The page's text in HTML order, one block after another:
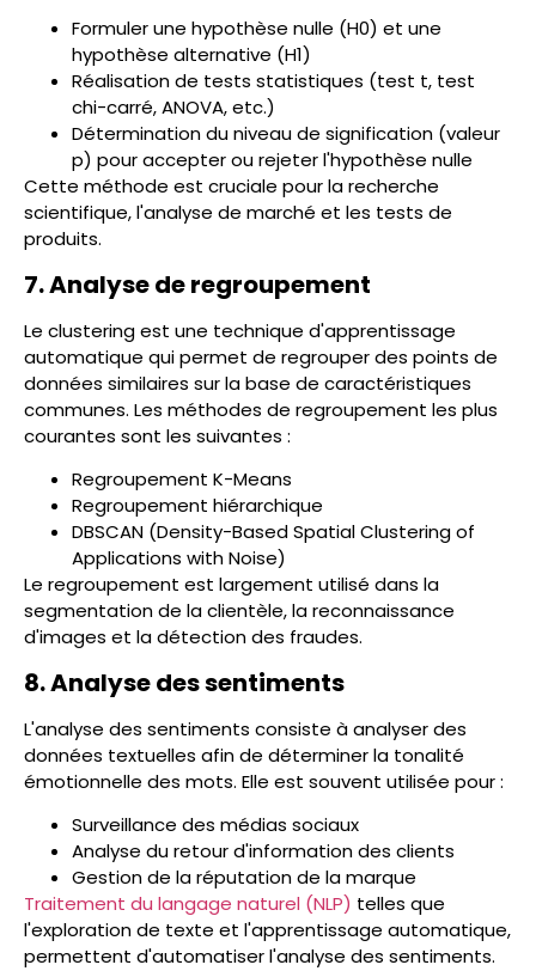
Formuler une hypothèse nulle (H0) et une
hypothèse alternative (H1)
Réalisation de tests statistiques (test t, test
chi-carré, ANOVA, etc.)
Détermination du niveau de signification (valeur
p) pour accepter ou rejeter l'hypothèse nulle
Cette méthode est cruciale pour la recherche
scientifique, l'analyse de marché et les tests de
produits.
7. Analyse de regroupement
Le clustering est une technique d'apprentissage
automatique qui permet de regrouper des points de
données similaires sur la base de caractéristiques
communes. Les méthodes de regroupement les plus
courantes sont les suivantes :
Regroupement K-Means
Regroupement hiérarchique
DBSCAN (Density-Based Spatial Clustering of
Applications with Noise)
Le regroupement est largement utilisé dans la
segmentation de la clientèle, la reconnaissance
d'images et la détection des fraudes.
8. Analyse des sentiments
L'analyse des sentiments consiste à analyser des
données textuelles afin de déterminer la tonalité
émotionnelle des mots. Elle est souvent utilisée pour :
Surveillance des médias sociaux
Analyse du retour d'information des clients
Gestion de la réputation de la marque
Traitement du langage naturel (NLP) telles que
l'exploration de texte et l'apprentissage automatique,
permettent d'automatiser l'analyse des sentiments.